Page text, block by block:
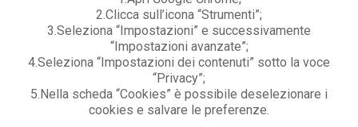
2.Clicca sull’icona “Strumenti”;
3.Seleziona “Impostazioni” e successivamente
“Impostazioni avanzate”;
4.Seleziona “Impostazioni dei contenuti” sotto la voce
“Privacy”;
5.Nella scheda “Cookies” è possibile deselezionare i
cookies e salvare le preferenze.